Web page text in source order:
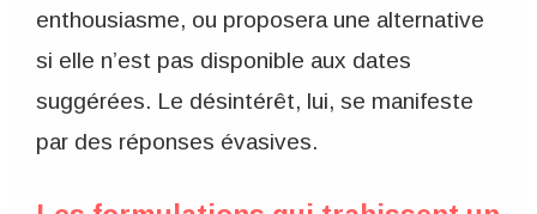
enthousiasme, ou proposera une alternative
si elle n’est pas disponible aux dates
suggérées. Le désintérêt, lui, se manifeste
par des réponses évasives.